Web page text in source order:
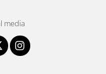
media